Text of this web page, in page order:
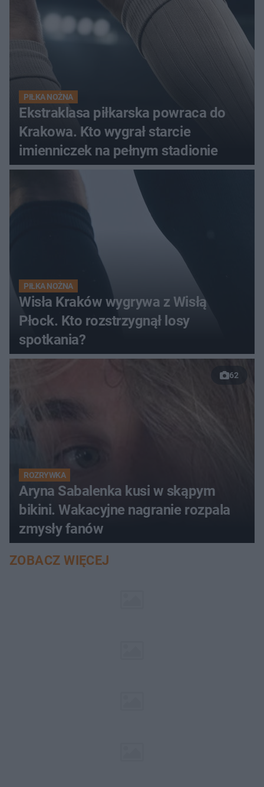
PIŁKA NOŻNA
Ekstraklasa piłkarska powraca do
Krakowa. Kto wygrał starcie
imienniczek na pełnym stadionie
PIŁKA NOŻNA
Wisła Kraków wygrywa z Wisłą
Płock. Kto rozstrzygnął losy
spotkania?
62
ROZRYWKA
Aryna Sabalenka kusi w skąpym
bikini. Wakacyjne nagranie rozpala
zmysły fanów
ZOBACZ WIĘCEJ